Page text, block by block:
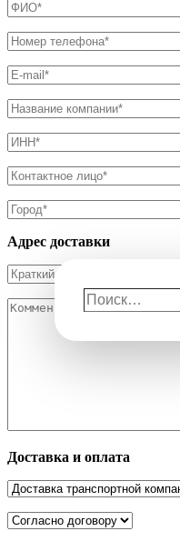
Адрес доставки
Доставка и оплата
Поиск…